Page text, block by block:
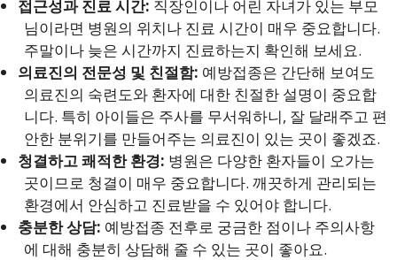
접근성과 진료 시간: 직장인이나 어린 자녀가 있는 부모
님이라면 병원의 위치나 진료 시간이 매우 중요합니다.
주말이나 늦은 시간까지 진료하는지 확인해 보세요.
의료진의 전문성 및 친절함: 예방접종은 간단해 보여도
의료진의 숙련도와 환자에 대한 친절한 설명이 중요합
니다. 특히 아이들은 주사를 무서워하니, 잘 달래주고 편
안한 분위기를 만들어주는 의료진이 있는 곳이 좋겠죠.
청결하고 쾌적한 환경: 병원은 다양한 환자들이 오가는
곳이므로 청결이 매우 중요합니다. 깨끗하게 관리되는
환경에서 안심하고 진료받을 수 있어야 합니다.
충분한 상담: 예방접종 전후로 궁금한 점이나 주의사항
에 대해 충분히 상담해 줄 수 있는 곳이 좋아요.